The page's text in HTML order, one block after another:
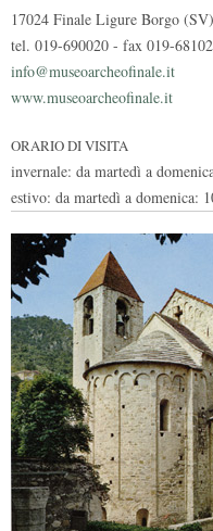
17024 Finale Ligure Borgo (SV)
tel. 019-690020 - fax 019-
info@museoarcheofinale.it
www.museoarcheofinale.it
ORARIO DI VISITA
invernale: da martedì a
estivo: da martedì a domenica: